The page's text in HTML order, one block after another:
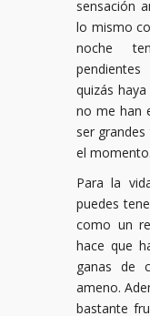
sensación
lo mismo
noche
quizás
no me han
ser
el momento.
Para la
puedes
como un
hace que
ganas de
ameno.
bastante